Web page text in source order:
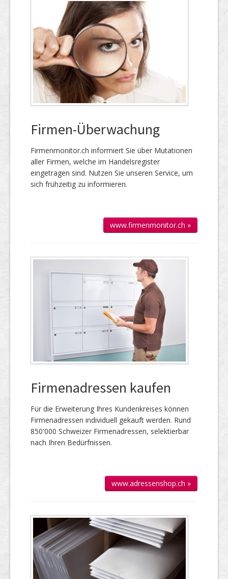
Firmen-Überwachung
Firmenmonitor.ch informiert Sie über Mutationen
aller Firmen, welche im Handels­register
eingetragen sind. Nutzen Sie unseren Service, um
sich frühzeitig zu informieren.
www.firmenmonitor.ch »
Firmenadressen kaufen
Für die Er­wei­te­rung Ihres Kun­den­kreises kön­nen
Firmen­adressen individuell gekauft werden. Rund
850'000 Schweizer Firmen­adressen, selek­tierbar
nach Ihren Bedürfnissen.
www.adressenshop.ch »